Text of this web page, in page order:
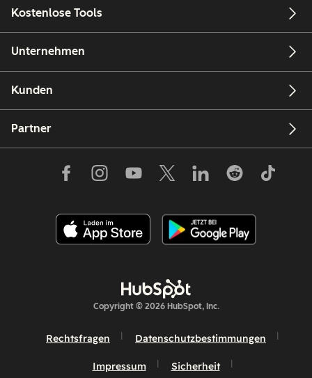
Kostenlose Tools
Unternehmen
Kunden
Partner
Copyright © 2026 HubSpot, Inc.
Rechtsfragen Datenschutzbestimmungen
Impressum Sicherheit